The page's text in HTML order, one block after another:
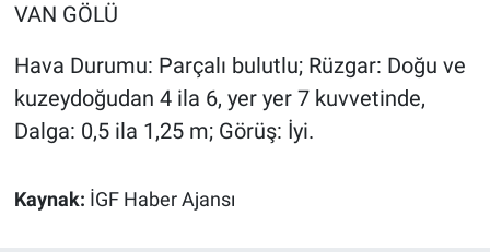
VAN GÖLÜ
Hava Durumu: Parçalı bulutlu; Rüzgar: Doğu ve
kuzeydoğudan 4 ila 6, yer yer 7 kuvvetinde,
Dalga: 0,5 ila 1,25 m; Görüş: İyi.
Kaynak: İGF Haber Ajansı